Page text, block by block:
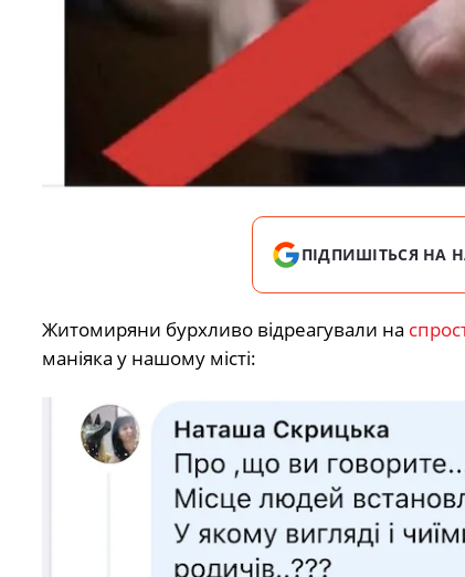
ПІДПИШІТЬСЯ НА
Житомиряни бурхливо відреагували на
маніяка у нашому місті: